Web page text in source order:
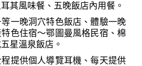
耳其風味餐、五晚飯店內用餐。
一晚洞穴特色飯店、體驗一晚
色住宿～鄂圖曼風格民宿、棉
星溫泉飯店。
提供個人導覽耳機、每天提供